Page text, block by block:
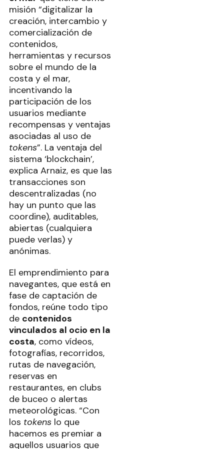
misión “digitalizar la
creación, intercambio y
comercialización de
contenidos,
herramientas y recursos
sobre el mundo de la
costa y el mar,
incentivando la
participación de los
usuarios mediante
recompensas y ventajas
asociadas al uso de
tokens”. La ventaja del
sistema ‘blockchain’,
explica Arnaiz, es que las
transacciones son
descentralizadas (no
hay un punto que las
coordine), auditables,
abiertas (cualquiera
puede verlas) y
anónimas.
El emprendimiento para
navegantes, que está en
fase de captación de
fondos, reúne todo tipo
de contenidos
vinculados al ocio en la
costa, como vídeos,
fotografías, recorridos,
rutas de navegación,
reservas en
restaurantes, en clubs
de buceo o alertas
meteorológicas. “Con
los tokenslo que
hacemos es premiar a
aquellos usuarios que